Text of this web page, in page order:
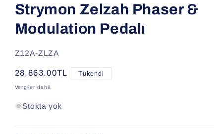
Strymon Zelzah Phaser &
Modulation Pedalı
SKU:
Z12A-ZLZA
Normal
fiyat
28,863.00TL Tükendi
Vergiler dahil.
Stokta yok